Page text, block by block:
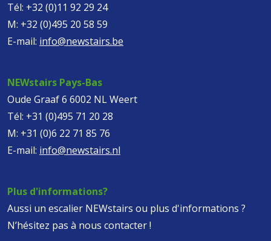
Tél: +32 (0)11 92 29 24
M: +32 (0)495 20 58 59
E-mail: info@newstairs.be
NEWstairs Pays-Bas
Oude Graaf 6 6002 NL Weert
Tél: +31 (0)495 71 20 28
M: +31 (0)6 22 71 85 76
E-mail: info@newstairs.nl
Plus d'informations?
Aussi un escalier NEWstairs ou plus d'informations ?
N’hésitez pas à nous contacter !